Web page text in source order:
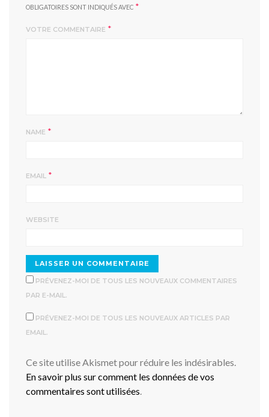
OBLIGATOIRES SONT INDIQUÉS AVEC *
VOTRE COMMENTAIRE *
NAME *
EMAIL *
WEBSITE
PRÉVENEZ-MOI DE TOUS LES NOUVEAUX COMMENTAIRES
PAR E-MAIL.
PRÉVENEZ-MOI DE TOUS LES NOUVEAUX ARTICLES PAR
EMAIL.
Ce site utilise Akismet pour réduire les indésirables.
En savoir plus sur comment les données de vos
commentaires sont utilisées.